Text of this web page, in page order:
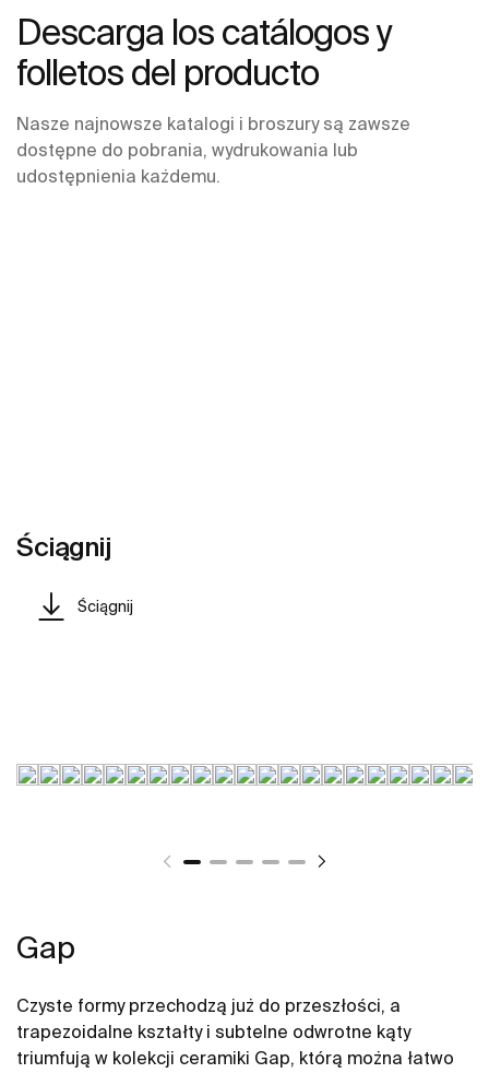
Descarga los catálogos y
folletos del producto
Nasze najnowsze katalogi i broszury są zawsze
dostępne do pobrania, wydrukowania lub
udostępnienia każdemu.
Ściągnij
Ściągnij
Gap
Czyste formy przechodzą już do przeszłości, a
trapezoidalne kształty i subtelne odwrotne kąty
triumfują w kolekcji ceramiki Gap, którą można łatwo